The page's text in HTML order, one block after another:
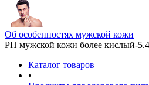
Об особенностях мужской кожи
РН мужской кожи более кислый-
Каталог товаров
•